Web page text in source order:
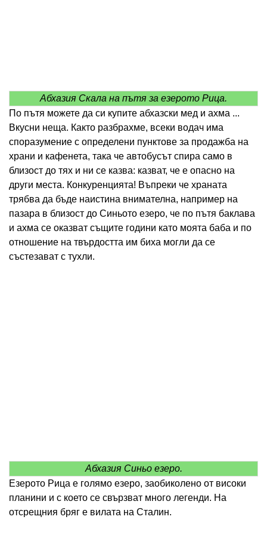
Абхазия Скала на пътя за езерото Рица.
По пътя можете да си купите абхазски мед и ахма ...
Вкусни неща. Както разбрахме, всеки водач има
споразумение с определени пунктове за продажба на
храни и кафенета, така че автобусът спира само в
близост до тях и ни се казва: казват, че е опасно на
други места. Конкуренцията! Въпреки че храната
трябва да бъде наистина внимателна, например на
пазара в близост до Синьото езеро, че по пътя баклава
и ахма се оказват същите години като моята баба и по
отношение на твърдостта им биха могли да се
състезават с тухли.
Абхазия Синьо езеро.
Езерото Рица е голямо езеро, заобиколено от високи
планини и с което се свързват много легенди. На
отсрещния бряг е вилата на Сталин.